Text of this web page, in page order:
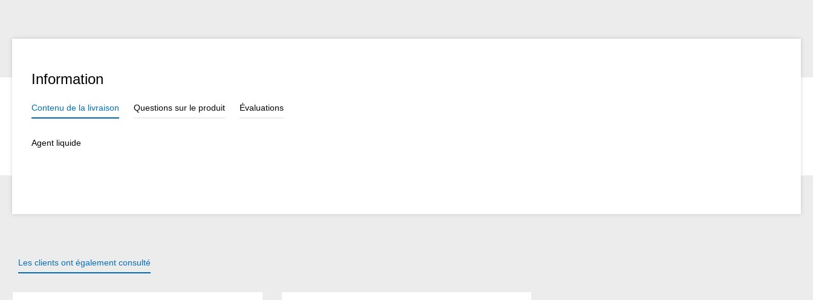
Information
Contenu de la livraison Questions sur le produit Évaluations
Agent liquide
Les clients ont également consulté